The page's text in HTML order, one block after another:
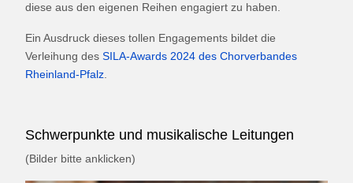
diese aus den eigenen Reihen engagiert zu haben.
Ein Ausdruck dieses tollen Engagements bildet die
Verleihung des SILA-Awards 2024 des Chorverbandes
Rheinland-Pfalz
Schwerpunkte und musikalische Leitungen
(Bilder bitte anklicken)